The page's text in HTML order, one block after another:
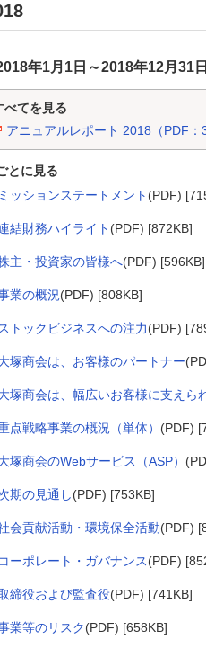
年1月1日～2018年12月31日
べてを見る
アニュアルレポート 2018（PDF：
とに見る
ミッションステートメント (PDF)
結財務ハイライト (PDF) [872KB]
主・投資家の皆様へ(PDF) [596KB]
業の概況(PDF) [808KB]
ストックビジネスへの注力(PDF)
塚商会は、お客様のパートナー
塚商会は、幅広いお客様に支えら
点戦略事業の概況（単体） (PDF)
塚商会のWebサービス（ASP）
期の見通し(PDF) [753KB]
会貢献活動・環境保全活動(PDF)
コーポレート・ガバナンス(PDF)
締役および監査役(PDF) [741KB]
業等のリスク(PDF) [658KB]